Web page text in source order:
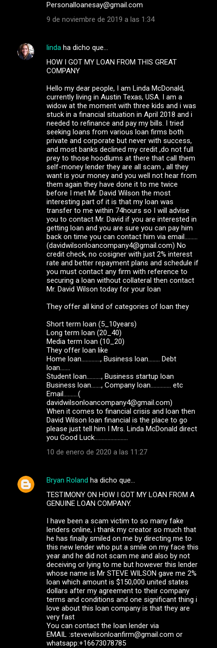
Personalloanesay@gmail.com
9 de noviembre de 2019 a las 1:34
linda ha dicho que…
HOW I GOT MY LOAN FROM THIS GREAT
COMPANY
Hello my dear people, I am Linda McDonald,
currently living in Austin Texas, USA. I am a
widow at the moment with three kids and i was
stuck in a financial situation in April 2018 and i
needed to refinance and pay my bills. I tried
seeking loans from various loan firms both
private and corporate but never with success,
and most banks declined my credit ,do not full
prey to those hoodlums at there that call them
self-money lender they are all scam , all they
want is your money and you well not hear from
them again they have done it to me twice
before I met Mr. David Wilson the most
interesting part of it is that my loan was
transfer to me within 74hours so I will advise
you to contact Mr. David if you are interested in
getting loan and you are sure you can pay him
back on time you can contact him via email………
(davidwilsonloancompany4@gmail.com) No
credit check, no cosigner with just 2% interest
rate and better repayment plans and schedule if
you must contact any firm with reference to
securing a loan without collateral then contact
Mr. David Wilson today for your loan
They offer all kind of categories of loan they
Short term loan (5_10years)
Long term loan (20_40)
Media term loan (10_20)
They offer loan like
Home loan............., Business loan........ Debt
loan.......
Student loan.........., Business startup loan
Business loan......., Company loan.............. etc
Email..........(
davidwilsonloancompany4@gmail.com)
When it comes to financial crisis and loan then
David Wilson loan financial is the place to go
please just tell him I Mrs. Linda McDonald direct
you Good Luck.......................
10 de enero de 2020 a las 11:27
Bryan Roland ha dicho que…
TESTIMONY ON HOW I GOT MY LOAN FROM A
GENUINE LOAN COMPANY.
I have been a scam victim to so many fake
lenders online, i thank my creator so much that
he has finally smiled on me by directing me to
this new lender who put a smile on my face this
year and he did not scam me and also by not
deceiving or lying to me but however this lender
whose name is Mr STEVE WILSON gave me 2%
loan which amount is $150,000 united states
dollars after my agreement to their company
terms and conditions and one significant thing i
love about this loan company is that they are
very fast
You can contact the loan lender via
EMAIL :stevewilsonloanfirm@gmail.com or
whatsapp:+16673078785